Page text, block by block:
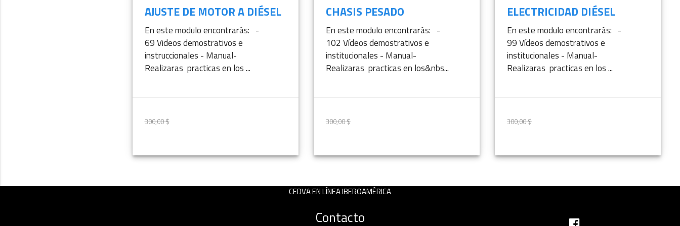
AJUSTE DE MOTOR A DIÉSEL
En este modulo encontrarás: -
69 Videos demostrativos e
instruccionales - Manual-
Realizaras practicas en los ...
300,00 $
CHASIS PESADO
En este modulo encontrarás: -
102 Vídeos demostrativos e
institucionales - Manual-
Realizaras practicas en los&nbs...
300,00 $
ELECTRICIDAD DIÉSEL
En este modulo encontrarás: -
99 Vídeos demostrativos e
institucionales - Manual-
Realizaras practicas en los ...
300,00 $
CEDVA EN LÍNEA IBEROAMÉRICA
Contacto